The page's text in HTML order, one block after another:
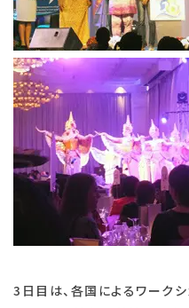
3日目は、各国によるワーク